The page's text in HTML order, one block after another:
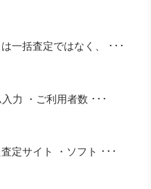
一括査定ではなく、 ･･･
力 ・ご利用者数 ･･･
定サイト ・ソフト ･･･